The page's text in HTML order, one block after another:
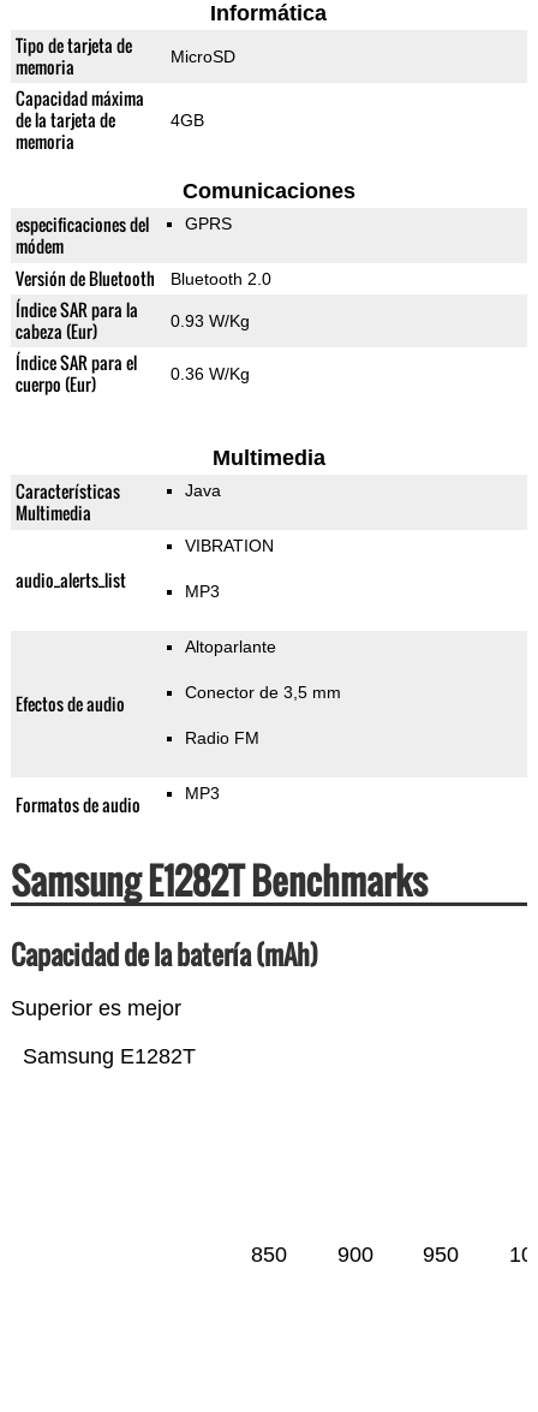
Informática
Tipo de tarjeta de
memoria
MicroSD
Capacidad máxima
de la tarjeta de
memoria
4GB
Comunicaciones
especificaciones del
módem
GPRS
Versión de Bluetooth Bluetooth 2.0
Índice SAR para la
cabeza (Eur)
0.93 W/Kg
Índice SAR para el
cuerpo (Eur)
0.36 W/Kg
Multimedia
Características
Multimedia
Java
audio_alerts_list
VIBRATION
MP3
Efectos de audio
Altoparlante
Conector de 3,5 mm
Radio FM
Formatos de audio MP3
Samsung E1282T Benchmarks
Capacidad de la batería (mAh)
Superior es mejor
Samsung E1282T
850 900 950